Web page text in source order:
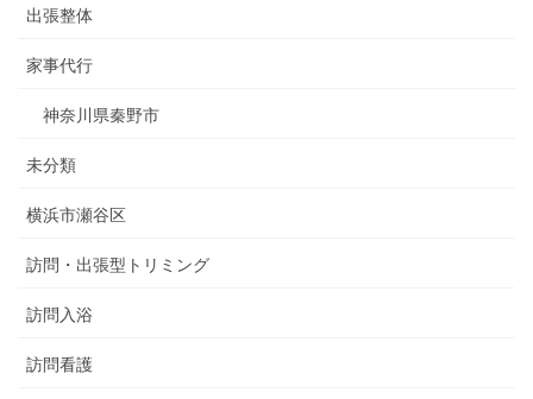
出張整体
家事代行
神奈川県秦野市
未分類
横浜市瀬谷区
訪問・出張型トリミング
訪問入浴
訪問看護